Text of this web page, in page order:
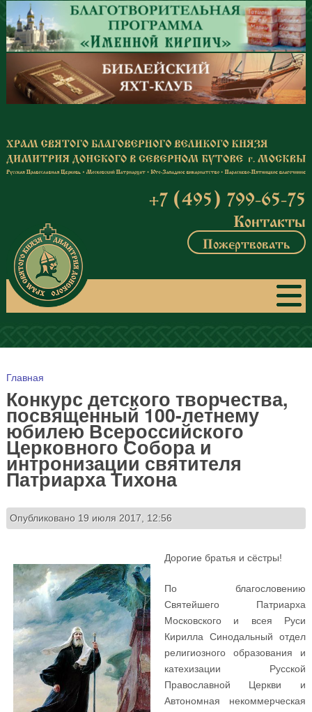
Перейти к основному содержанию
+7 (495) 799-65-75
Контакты
Пожертвовать
Вы здесь
Главная
Конкурс детского творчества,
посвященный 100-летнему
юбилею Всероссийского
Церковного Собора и
интронизации святителя
Патриарха Тихона
Опубликовано 19 июля 2017, 12:56
Дорогие братья и сёстры!
По благословению
Святейшего Патриарха
Московского и всея Руси
Кирилла Синодальный отдел
религиозного образования и
катехизации Русской
Православной Церкви и
Автономная некоммерческая